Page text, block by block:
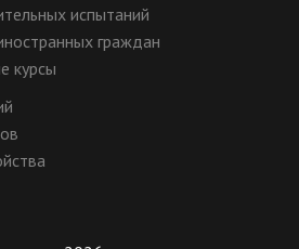
испытаний
граждан
курсы